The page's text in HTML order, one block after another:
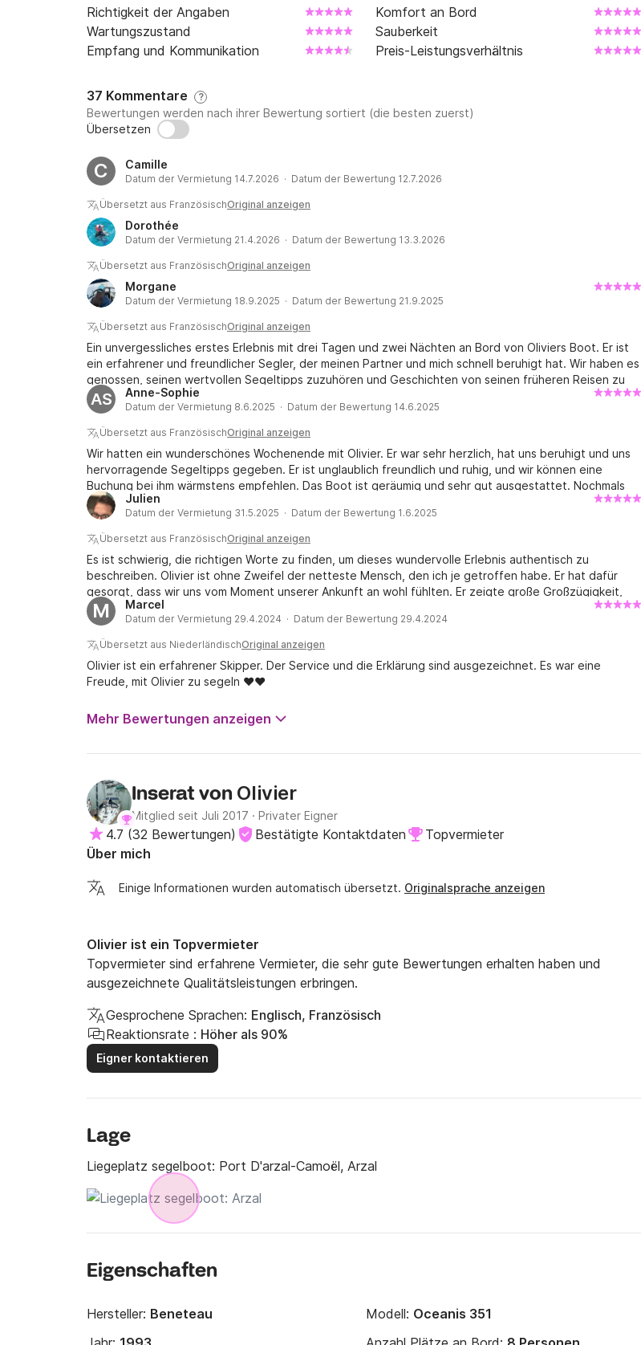
Richtigkeit der Angaben
Komfort an Bord
Wartungszustand
Sauberkeit
Empfang und Kommunikation
Preis-Leistungsverhältnis
37 Kommentare ?
Bewertungen werden nach ihrer Bewertung sortiert (die besten zuerst)
Übersetzen
C Camille
Datum der Vermietung 14.7.2026 · Datum der Bewertung 12.7.2026
Übersetzt aus FranzösischOriginal anzeigen
Dorothée
Datum der Vermietung 21.4.2026 · Datum der Bewertung 13.3.2026
Übersetzt aus FranzösischOriginal anzeigen
Morgane
Datum der Vermietung 18.9.2025 · Datum der Bewertung 21.9.2025
Übersetzt aus FranzösischOriginal anzeigen
Ein unvergessliches erstes Erlebnis mit drei Tagen und zwei Nächten an Bord von Oliviers Boot. Er ist
ein erfahrener und freundlicher Segler, der meinen Partner und mich schnell beruhigt hat. Wir haben es
genossen, seinen wertvollen Segeltipps zuzuhören und Geschichten von seinen früheren Reisen zu
erzählen. Olivier war sehr hilfsbereit und ging auf unsere Wünsche ein. Er bot uns die Wahl der
Reiseroute an und konnte den Abfahrtstermin aufgrund ungünstiger Wetterbedingungen schnell
anpassen und verschieben. Er war sehr entgegenkommend und fand sogar eine Lösung, damit wir trotz
zu unserem Liegeplatz im Hafen von Arzal zurückkehren konnten. Olivier wird den vielen sehr positiven
Bewertungen auf Click&Boat gerecht, und wir empfehlen jedem Unentschlossenen, mit ihm auf ein
Abenteuer zu gehen! Morgane & Lucas
AS Anne-Sophie
Datum der Vermietung 8.6.2025 · Datum der Bewertung 14.6.2025
Übersetzt aus FranzösischOriginal anzeigen
Wir hatten ein wunderschönes Wochenende mit Olivier. Er war sehr herzlich, hat uns beruhigt und uns
hervorragende Segeltipps gegeben. Er ist unglaublich freundlich und ruhig, und wir können eine
Buchung bei ihm wärmstens empfehlen. Das Boot ist geräumig und sehr gut ausgestattet. Nochmals
vielen Dank!
Julien
Datum der Vermietung 31.5.2025 · Datum der Bewertung 1.6.2025
Übersetzt aus FranzösischOriginal anzeigen
Es ist schwierig, die richtigen Worte zu finden, um dieses wundervolle Erlebnis authentisch zu
beschreiben. Olivier ist ohne Zweifel der netteste Mensch, den ich je getroffen habe. Er hat dafür
gesorgt, dass wir uns vom Moment unserer Ankunft an wohl fühlten. Er zeigte große Großzügigkeit,
teilte sein Wissen und seine Leidenschaft für das Segeln mit uns und hieß uns wie Freunde willkommen.
Vielen Dank.
M Marcel
Datum der Vermietung 29.4.2024 · Datum der Bewertung 29.4.2024
Übersetzt aus NiederländischOriginal anzeigen
Olivier ist ein erfahrener Skipper. Der Service und die Erklärung sind ausgezeichnet. Es war eine
Freude, mit Olivier zu segeln ❤️❤️
Mehr Bewertungen anzeigen
Inserat von Olivier
Mitglied seit Juli 2017 · Privater Eigner
4.7 (32 Bewertungen) Bestätigte Kontaktdaten
Topvermieter
Über mich
Einige Informationen wurden automatisch übersetzt. Originalsprache anzeigen
Olivier ist ein Topvermieter
Topvermieter sind erfahrene Vermieter, die sehr gute Bewertungen erhalten haben und
ausgezeichnete Qualitätsleistungen erbringen.
Gesprochene Sprachen: Englisch, Französisch
Reaktionsrate : Höher als 90%
Eigner kontaktieren
Lage
Liegeplatz segelboot: Port D'arzal-Camoël, Arzal
Eigenschaften
Hersteller: Beneteau Modell: Oceanis 351